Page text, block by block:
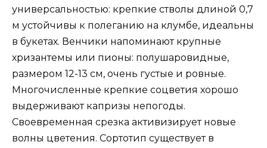
универсальностью: крепкие стволы длиной 0,7
м устойчивы к полеганию на клумбе, идеальны
в букетах. Венчики напоминают крупные
хризантемы или пионы: полушаровидные,
размером 12-13 см, очень густые и ровные.
Многочисленные крепкие соцветия хорошо
выдерживают капризы непогоды.
Своевременная срезка активизирует новые
волны цветения. Сортотип существует в